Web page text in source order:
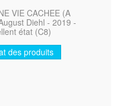
VIE CACHEE (A
Diehl - 2019 -
état (C8)
des produits